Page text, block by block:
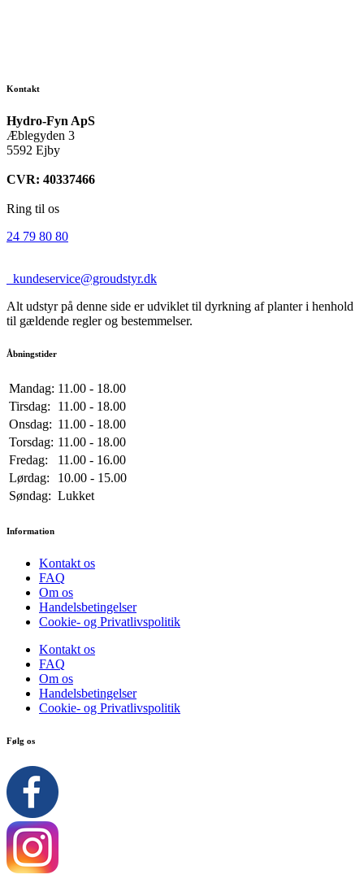
Kontakt
Hydro-Fyn ApS
Æblegyden 3
5592 Ejby
CVR: 40337466
Ring til os
24 79 80 80
kundeservice@groudstyr.dk
Alt udstyr på denne side er udviklet til dyrkning af planter i henhold
til gældende regler og bestemmelser.
Åbningstider
Mandag: 11.00 - 18.00
Tirsdag:
11.00 - 18.00
Onsdag: 11.00 - 18.00
Torsdag: 11.00 - 18.00
Fredag:
11.00 - 16.00
Lørdag:
10.00 - 15.00
Søndag: Lukket
Information
Kontakt os
FAQ
Om os
Handelsbetingelser
Cookie- og Privatlivspolitik
Kontakt os
FAQ
Om os
Handelsbetingelser
Cookie- og Privatlivspolitik
Følg os